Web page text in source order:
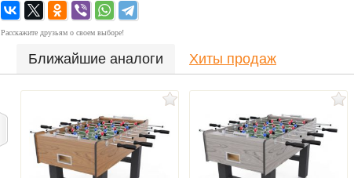
Расскажите друзьям о своем выборе!
Ближайшие аналоги Хиты продаж